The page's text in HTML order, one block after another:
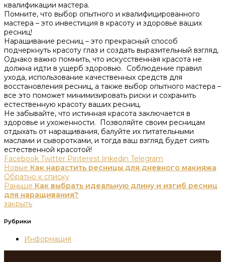
квалификации мастера.​
Помните, что выбор опытного и квалифицированного
мастера – это инвестиция в красоту и здоровье ваших
ресниц!​
Наращивание ресниц – это прекрасный способ
подчеркнуть красоту глаз и создать выразительный взгляд.​
Однако важно помнить, что искусственная красота не
должна идти в ущерб здоровью. Соблюдение правил
ухода, использование качественных средств для
восстановления ресниц, а также выбор опытного мастера –
все это поможет минимизировать риски и сохранить
естественную красоту ваших ресниц.
Не забывайте, что истинная красота заключается в
здоровье и ухоженности.​ Позволяйте своим ресницам
отдыхать от наращивания, балуйте их питательными
маслами и сыворотками, и тогда ваш взгляд будет сиять
естественной красотой!
Facebook Twitter Pinterest linkedin Telegram
Новые Как нарастить ресницы для дневного макияжа
Обратно к списку
Раньше Как выбрать идеальную длину и изгиб ресниц
для наращивания?
закрыть
Рубрики
Информация